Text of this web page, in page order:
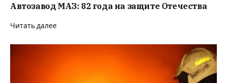
Автозавод МАЗ: 82 года на защите Отечества
Читать далее